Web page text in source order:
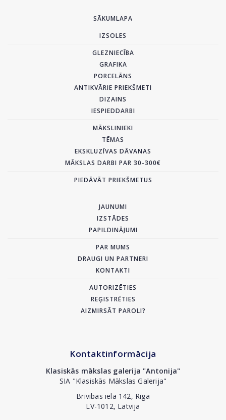
SĀKUMLAPA
IZSOLES
GLEZNIECĪBA
GRAFIKA
PORCELĀNS
ANTIKVĀRIE PRIEKŠMETI
DIZAINS
IESPIEDDARBI
MĀKSLINIEKI
TĒMAS
EKSKLUZĪVAS DĀVANAS
MĀKSLAS DARBI PAR 30-300€
PIEDĀVĀT PRIEKŠMETUS
JAUNUMI
IZSTĀDES
PAPILDINĀJUMI
PAR MUMS
DRAUGI UN PARTNERI
KONTAKTI
AUTORIZĒTIES
REĢISTRĒTIES
AIZMIRSĀT PAROLI?
Kontaktinformācija
Klasiskās mākslas galerija "Antonija"
SIA "Klasiskās Mākslas Galerija"
Brīvības iela 142, Rīga
LV-1012, Latvija